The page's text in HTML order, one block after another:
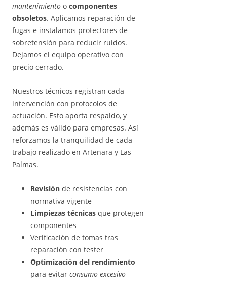
mantenimiento o componentes
obsoletos. Aplicamos reparación de
fugas e instalamos protectores de
sobretensión para reducir ruidos.
Dejamos el equipo operativo con
precio cerrado.
Nuestros técnicos registran cada
intervención con protocolos de
actuación. Esto aporta respaldo, y
además es válido para empresas. Así
reforzamos la tranquilidad de cada
trabajo realizado en Artenara y Las
Palmas.
Revisión de resistencias con
normativa vigente
Limpiezas técnicas que protegen
componentes
Verificación de tomas tras
reparación con tester
Optimización del rendimiento
para evitar consumo excesivo